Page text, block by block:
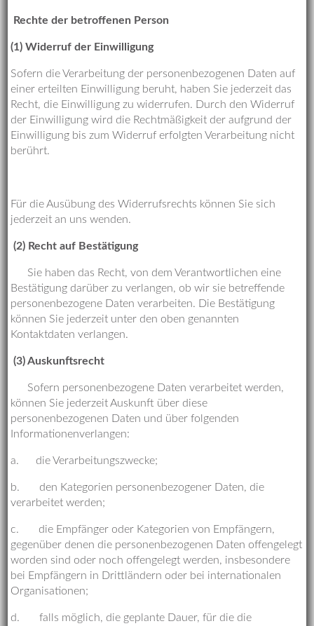
Rechte der betroffenen Person
(1) Widerruf der Einwilligung
Sofern die Verarbeitung der personenbezogenen Daten auf
einer erteilten Einwilligung beruht, haben Sie jederzeit das
Recht, die Einwilligung zu widerrufen. Durch den Widerruf
der Einwilligung wird die Rechtmäßigkeit der aufgrund der
Einwilligung bis zum Widerruf erfolgten Verarbeitung nicht
berührt.
Für die Ausübung des Widerrufsrechts können Sie sich
jederzeit an uns wenden.
(2) Recht auf Bestätigung
Sie haben das Recht, von dem Verantwortlichen eine
Bestätigung darüber zu verlangen, ob wir sie betreffende
personenbezogene Daten verarbeiten. Die Bestätigung
können Sie jederzeit unter den oben genannten
Kontaktdaten verlangen.
(3) Auskunftsrecht
Sofern personenbezogene Daten verarbeitet werden,
können Sie jederzeit Auskunft über diese
personenbezogenen Daten und über folgenden
Informationenverlangen:
a. die Verarbeitungszwecke;
b. den Kategorien personenbezogener Daten, die
verarbeitet werden;
c. die Empfänger oder Kategorien von Empfängern,
gegenüber denen die personenbezogenen Daten offengelegt
worden sind oder noch offengelegt werden, insbesondere
bei Empfängern in Drittländern oder bei internationalen
Organisationen;
d. falls möglich, die geplante Dauer, für die die